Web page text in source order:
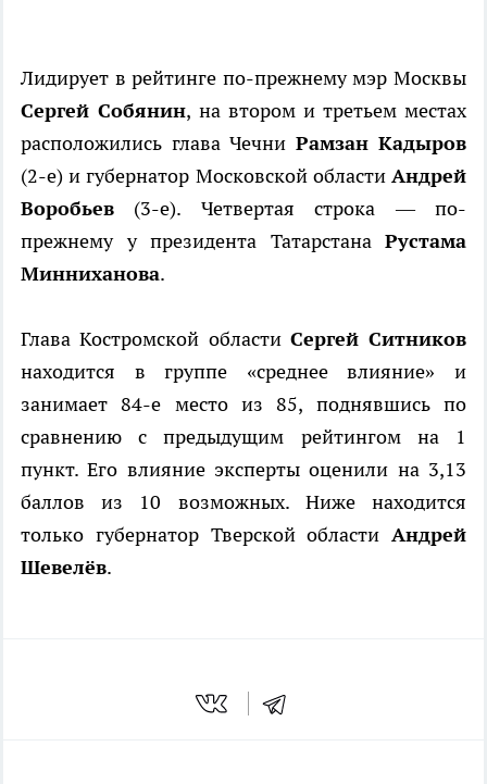
Лидирует в рейтинге по-прежнему мэр Москвы
Сергей Собянин, на втором и третьем местах
расположились глава Чечни Рамзан Кадыров
(2-е) и губернатор Московской области Андрей
Воробьев (3-е). Четвертая строка — по-
прежнему у президента Татарстана Рустама
Минниханова.
Глава Костромской области Сергей Ситников
находится в группе «среднее влияние» и
занимает 84-е место из 85, поднявшись по
сравнению с предыдущим рейтингом на 1
пункт. Его влияние эксперты оценили на 3,13
баллов из 10 возможных. Ниже находится
только губернатор Тверской области Андрей
Шевелёв.